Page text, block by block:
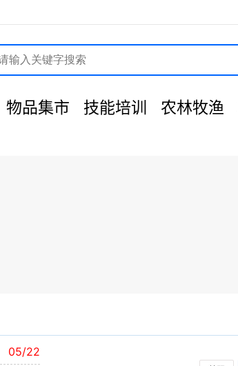
物品集市 技能培训 农林牧渔
05/22